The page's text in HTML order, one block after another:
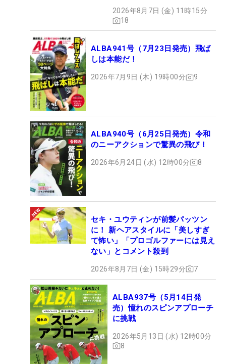
2026年8月7日 (金) 11時15分
18
ALBA941号（7月23日発売）飛ば
しは本能だ！
2026年7月9日 (木) 19時00分 9
ALBA940号（6月25日発売）令和
のニーアクションで驚異の飛び！
2026年6月24日 (水) 12時00分 8
セキ・ユウティンが前髪パッツン
に！ 新ヘアスタイルに「美しすぎ
て怖い」「プロゴルファーには見え
ない」とコメント殺到
2026年8月7日 (金) 15時29分 7
ALBA937号（5月14日発
売）憧れのスピンアプローチ
に挑戦
2026年5月13日 (水) 12時00分
8